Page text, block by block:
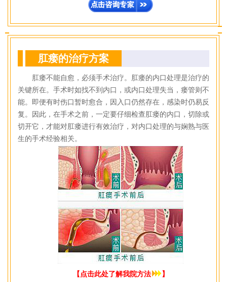
肛瘘的治疗方案
肛瘘不能自愈，必须手术治疗。肛瘘的内口处理是治疗的
关键所在。手术时如找不到内口，或内口处理失当，瘘管则不
能。即便有时伤口暂时愈合，因入口仍然存在，感染时仍易反
复。因此，在手术之前，一定要仔细检查肛瘘的内口，切除或
切开它，才能对肛瘘进行有效治疗，对内口处理的与娴熟与医
生的手术经验相关。
【点击此处了解我院方法 】